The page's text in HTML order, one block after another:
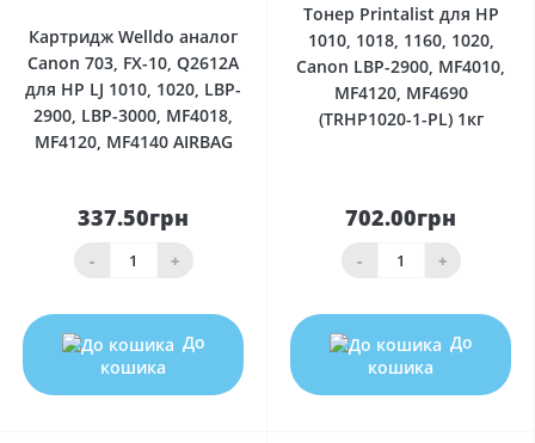
Картридж Welldo аналог
Canon 703, FX-10, Q2612A
для HP LJ 1010, 1020, LBP-
2900, LBP-3000, MF4018,
MF4120, MF4140 AIRBAG
337.50грн
- +
До
кошика
Тонер Printalist для HP
1010, 1018, 1160, 1020,
Canon LBP-2900, MF4010,
MF4120, MF4690
(TRHP1020-1-PL) 1кг
702.00грн
- +
До
кошика